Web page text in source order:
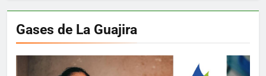
Gases de La Guajira